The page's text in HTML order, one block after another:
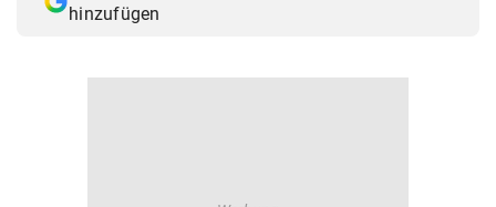
hinzufügen